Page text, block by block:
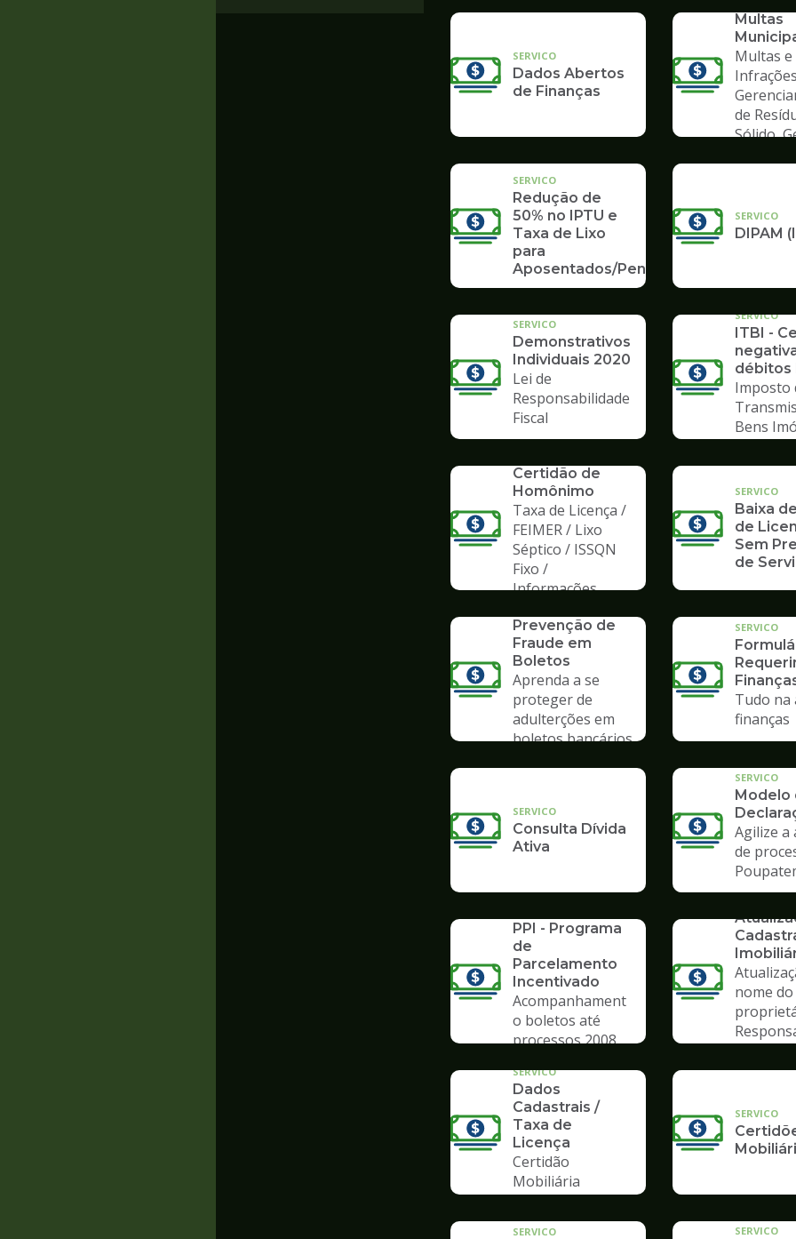
SERVICO
Dados Abertos
de Finanças
Multas
Multas e
de
Sólido,
SERVICO
Redução de
50% no IPTU e
Taxa de Lixo
para
Aposentados/Pensionistas
SERVICO
DIPAM
SERVICO
Demonstrativos
Individuais 2020
Lei de
Responsabilidade
Fiscal
SERVICO
ITBI -
débitos
Imposto
Bens
Certidão de
Homônimo
Taxa de Licença /
FEIMER / Lixo
Séptico / ISSQN
Fixo /
Informações
SERVICO
Baixa
de
Sem
de
Prevenção de
Fraude em
Boletos
Aprenda a se
proteger de
adulterções em
boletos bancários
SERVICO
Tudo na
finanças
SERVICO
Consulta Dívida
Ativa
SERVICO
Modelo
Agilize
de
PPI - Programa
de
Parcelamento
Incentivado
Acompanhament
o boletos até
processos 2008
nome do
SERVICO
Dados
Cadastrais /
Taxa de
Licença
Certidão
Mobiliária
SERVICO
SERVICO SERVICO